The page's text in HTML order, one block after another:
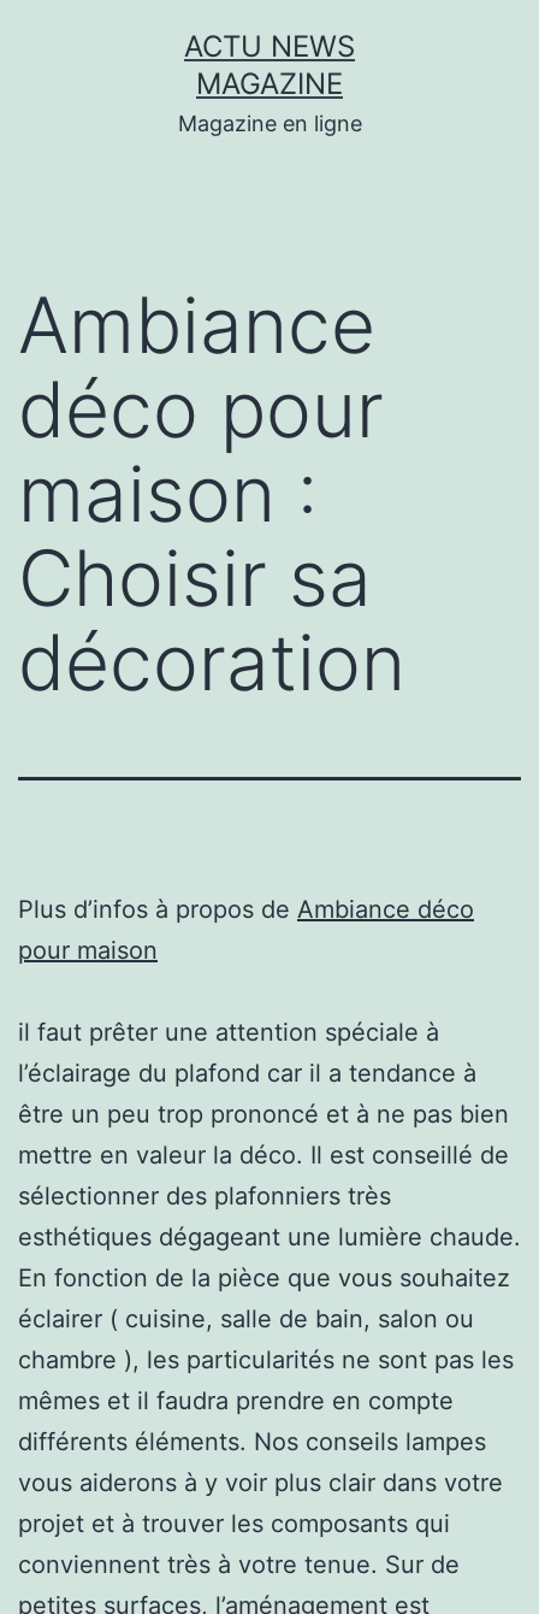
ACTU NEWS
MAGAZINE
Magazine en ligne
Ambiance
déco pour
maison :
Choisir sa
décoration
Plus d’infos à propos de Ambiance déco
pour maison
il faut prêter une attention spéciale à
l’éclairage du plafond car il a tendance à
être un peu trop prononcé et à ne pas bien
mettre en valeur la déco. Il est conseillé de
sélectionner des plafonniers très
esthétiques dégageant une lumière chaude.
En fonction de la pièce que vous souhaitez
éclairer ( cuisine, salle de bain, salon ou
chambre ), les particularités ne sont pas les
mêmes et il faudra prendre en compte
différents éléments. Nos conseils lampes
vous aiderons à y voir plus clair dans votre
projet et à trouver les composants qui
conviennent très à votre tenue. Sur de
petites surfaces, l’aménagement est